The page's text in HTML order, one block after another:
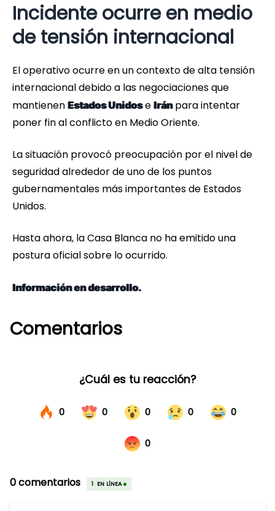
Incidente ocurre en medio
de tensión internacional
El operativo ocurre en un contexto de alta tensión
internacional debido a las negociaciones que
mantienen Estados Unidose Iránpara intentar
poner fin al conflicto en Medio Oriente.
La situación provocó preocupación por el nivel de
seguridad alrededor de uno de los puntos
gubernamentales más importantes de Estados
Unidos.
Hasta ahora, la Casa Blanca no ha emitido una
postura oficial sobre lo ocurrido.
Información en desarrollo.
Comentarios